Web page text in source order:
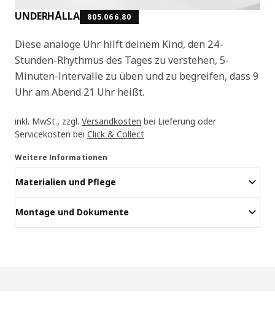
UNDERHÅLLA 805.066.80
Diese analoge Uhr hilft deinem Kind, den 24-
Stunden-Rhythmus des Tages zu verstehen, 5-
Minuten-Intervalle zu üben und zu begreifen, dass 9
Uhr am Abend 21 Uhr heißt.
inkl. MwSt., zzgl. Versandkosten bei Lieferung oder
Servicekosten bei Click & Collect
Weitere Informationen
Materialien und Pflege
Montage und Dokumente